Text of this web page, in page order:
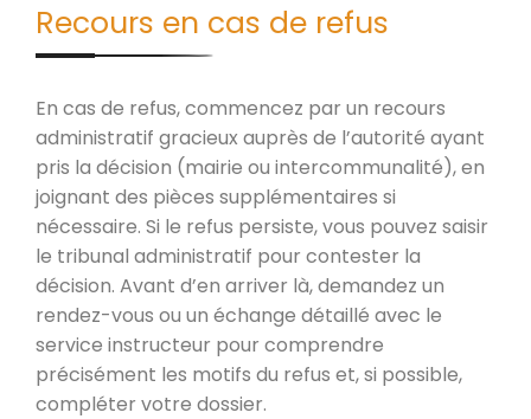
Recours en cas de refus
En cas de refus, commencez par un recours
administratif gracieux auprès de l’autorité ayant
pris la décision (mairie ou intercommunalité), en
joignant des pièces supplémentaires si
nécessaire. Si le refus persiste, vous pouvez saisir
le tribunal administratif pour contester la
décision. Avant d’en arriver là, demandez un
rendez-vous ou un échange détaillé avec le
service instructeur pour comprendre
précisément les motifs du refus et, si possible,
compléter votre dossier.